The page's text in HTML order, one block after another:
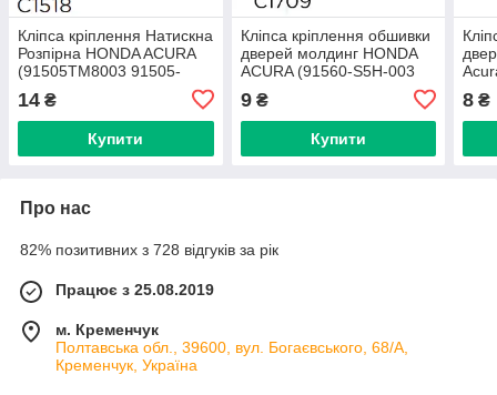
Кліпса кріплення Натискна
Розпірна HONDA ACURA
(91505TM8003 91505-
14 ₴
Купити
Кліпса кріплення обшивки
дверей молдинг HONDA
ACURA (91560-S5H-003
91560S5H003 91560-S04-
003) (C1709)
9₴
Купити
8 ₴
Про нас
82% позитивних з 728 відгуків за рік
Працює з 25.08.2019
м. Кременчук
Полтавська обл., 39600, вул. Богаєвського, 68/А,
Кременчук, Україна